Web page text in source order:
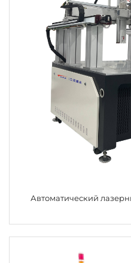
Автоматический